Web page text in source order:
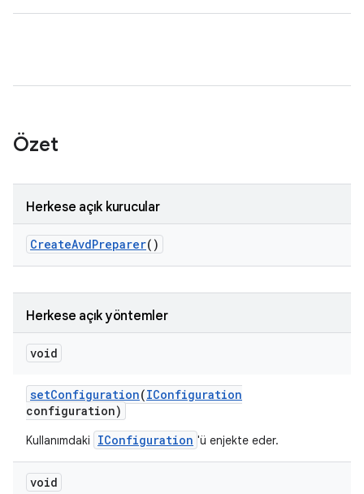
Özet
Herkese açık kurucular
CreateAvdPreparer()
Herkese açık yöntemler
void
setConfiguration(IConfiguration
configuration)
Kullanımdaki IConfiguration 'ü enjekte eder.
void